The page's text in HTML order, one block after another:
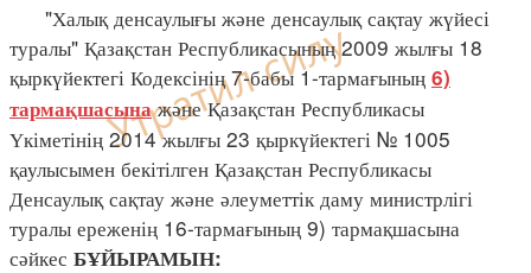
"Халық денсаулығы және денсаулық сақтау жүйесі
туралы" Қазақстан Республикасының 2009 жылғы 18
қыркүйектегі Кодексінің 7-бабы 1-тармағының 6)
тармақшасынажәне Қазақстан Республикасы
Үкіметінің 2014 жылғы 23 қыркүйектегі № 1005
қаулысымен бекітілген Қазақстан Республикасы
Денсаулық сақтау және әлеуметтік даму министрлігі
туралы ереженің 16-тармағының 9) тармақшасына
сәйкес БҰЙЫРАМЫН: